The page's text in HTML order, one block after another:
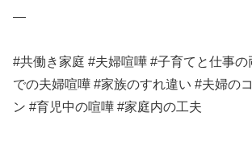
—
#共働き家庭 #夫婦喧嘩 #子育てと仕事
での夫婦喧嘩 #家族のすれ違い #夫婦の
ン #育児中の喧嘩 #家庭内の工夫